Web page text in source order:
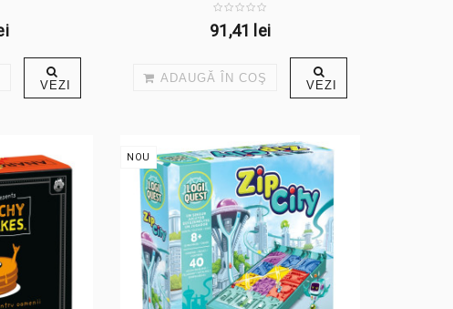
VEZI
91,41 lei
ADAUGĂ ÎN COŞ VEZI
NOU